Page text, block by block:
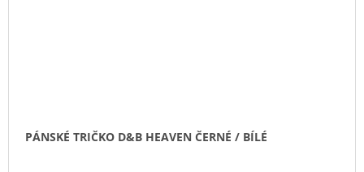
PÁNSKÉ TRIČKO D&B HEAVEN ČERNÉ / BÍLÉ